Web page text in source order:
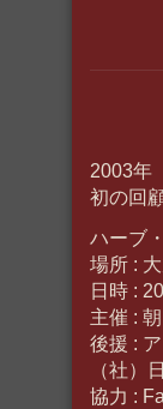
2003年
初の回
ハーブ
場所 :
日時 :
主催 :
後援 :
（社）
協力 :